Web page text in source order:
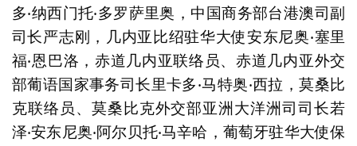
多‧纳西门托‧多罗萨里奥，中国商务部台港澳司副
司长严志刚，几内亚比绍驻华大使安东尼奥‧塞里
福‧恩巴洛，赤道几内亚联络员、赤道几内亚外交
部葡语国家事务司长里卡多‧马特奥‧西拉，莫桑比
克联络员、莫桑比克外交部亚洲大洋洲司司长若
泽‧安东尼奥‧阿尔贝托‧马辛哈，葡萄牙驻华大使保